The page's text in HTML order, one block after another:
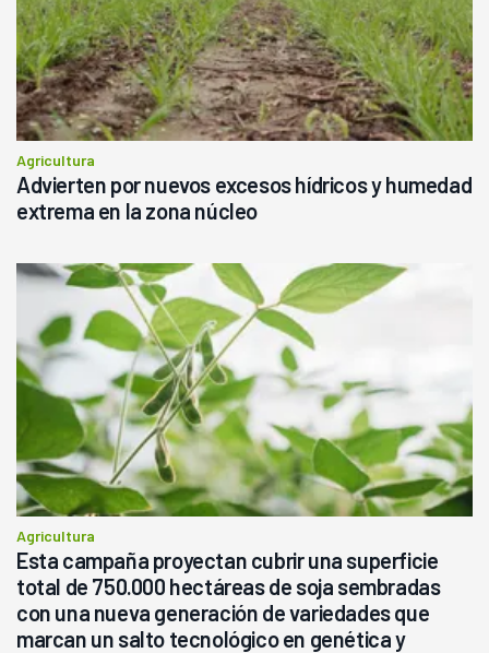
Agricultura
Advierten por nuevos excesos hídricos y humedad
extrema en la zona núcleo
Agricultura
Esta campaña proyectan cubrir una superficie
total de 750.000 hectáreas de soja sembradas
con una nueva generación de variedades que
marcan un salto tecnológico en genética y